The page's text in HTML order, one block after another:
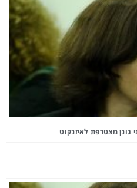
מצטרפת לאיזנקוט